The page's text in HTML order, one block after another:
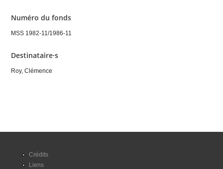
Numéro du fonds
MSS 1982-11/1986-11
Destinataire·s
Roy, Clémence
Crédits
Liens